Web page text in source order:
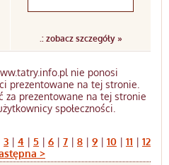
.: zobacz szczegóły »
nie ponosi
prezentowane na tej stronie.
za prezentowane na tej stronie
społeczności.
3 | 4 | 5 | 6 | 7 | 8 | 9 | 10 | 11 | 12
>